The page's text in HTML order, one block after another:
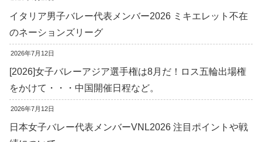
イタリア男子バレー代表メンバー2026 ミキエレット不在
のネーションズリーグ
2026年7月12日
[2026]女子バレーアジア選手権は8月だ！ロス五輪出場権
をかけて・・・中国開催日程など。
2026年7月12日
日本女子バレー代表メンバーVNL2026 注目ポイントや戦